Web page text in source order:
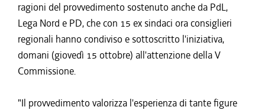
ragioni del provvedimento sostenuto anche da PdL,
Lega Nord e PD, che con 15 ex sindaci ora consiglieri
regionali hanno condiviso e sottoscritto l'iniziativa,
domani (giovedì 15 ottobre) all'attenzione della V
Commissione.
"Il provvedimento valorizza l'esperienza di tante figure